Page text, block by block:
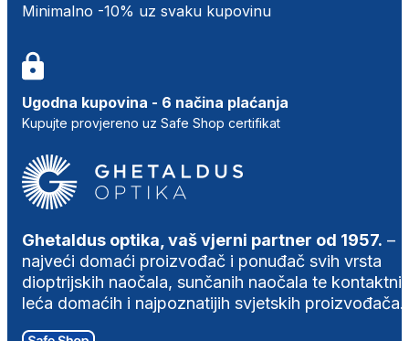
Minimalno -10% uz svaku kupovinu
Ugodna kupovina - 6 načina plaćanja
Kupujte provjereno uz Safe Shop certifikat
Ghetaldus optika, vaš vjerni partner od 1957. –
najveći domaći proizvođač i ponuđač svih vrsta
dioptrijskih naočala, sunčanih naočala te
leća domaćih i najpoznatijih svjetskih proizvođača.